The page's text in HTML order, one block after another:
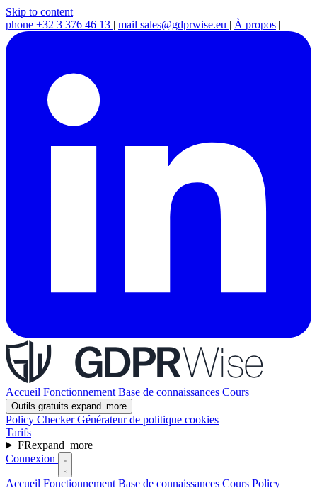
Skip to content
phone +32 3 376 46 13 | mail sales@gdprwise.eu | À propos |
Accueil Fonctionnement Base de connaissances Cours
Outils gratuits expand_more
Policy CheckerGénérateur de politique cookies
Tarifs
FRexpand_more
Connexion
Accueil Fonctionnement Base de connaissances Cours Policy